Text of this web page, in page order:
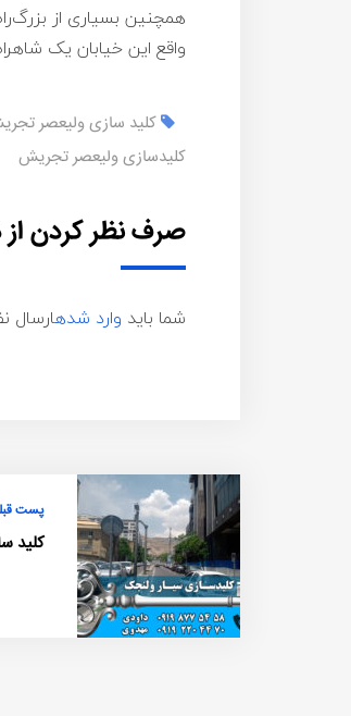
همچنین بسیاری از
واقع این خیابان یک
کلید سازی ولیعصر
کلیدسازی ولیعصر تجریش
صرف نظر کردن از
شما باید وارد شدهارسال
پست
کلید